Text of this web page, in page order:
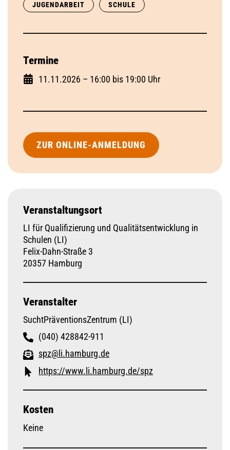
JUGENDARBEIT SCHULE
Termine
11.11.2026 – 16:00 bis 19:00 Uhr
ZUR ONLINE-ANMELDUNG
Veranstaltungsort
LI für Qualifizierung und Qualitätsentwicklung in
Schulen (LI)
Felix-Dahn-Straße 3
20357 Hamburg
Veranstalter
SuchtPräventionsZentrum (LI)
(040) 428842-911
spz@li.hamburg.de
https://www.li.hamburg.de/spz
Kosten
Keine